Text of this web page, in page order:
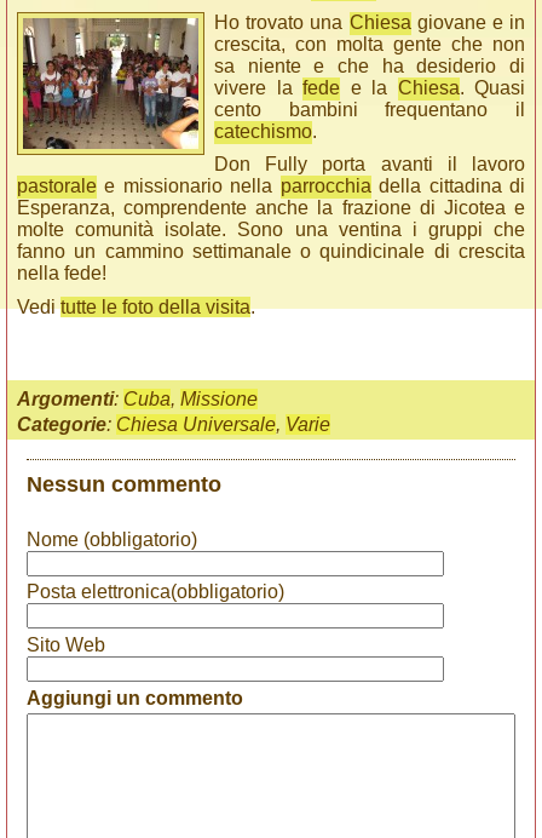
Ho trovato una Chiesa giovane e in
crescita, con molta gente che non
sa niente e che ha desiderio di
vivere la fede e la Chiesa. Quasi
cento bambini frequentano il
catechismo.
Don Fully porta avanti il lavoro
pastorale e missionario nella parrocchia della cittadina di
Esperanza, comprendente anche la frazione di Jicotea e
molte comunità isolate. Sono una ventina i gruppi che
fanno un cammino settimanale o quindicinale di crescita
nella fede!
Veditutte le foto della visita.
Argomenti: Cuba, Missione
Categorie: Chiesa Universale, Varie
Nessun commento
Nome (obbligatorio)
Posta elettronica(obbligatorio)
Sito Web
Aggiungi un commento